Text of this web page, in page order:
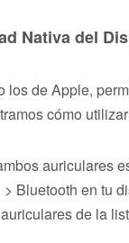
Nativa del
los de Apple,
cómo
auriculares
Bluetooth en tu
de la